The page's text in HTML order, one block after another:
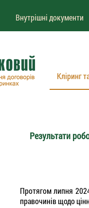
Внутрішні документи
Кліринг
Результати
Протягом липня
правочинів щодо